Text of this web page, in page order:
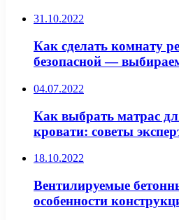
31.10.2022
Как сделать комнату
безопасной —
04.07.2022
Как выбрать матрас
кровати: советы
18.10.2022
Вентилируемые
особенности